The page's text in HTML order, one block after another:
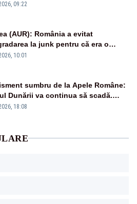
09:22
(AUR): România a evitat
la junk pentru că era o
pentru bănci și fondurile de
10:01
sumbru de la Apele Române:
Dunării va continua să scadă.
s-ar putea închide în 4 zile
18:08